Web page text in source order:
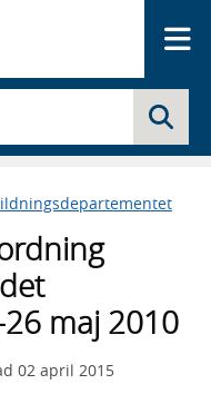
maj 2010
02 april 2015